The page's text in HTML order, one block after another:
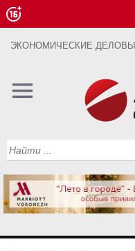
ЭКОНОМИЧЕСКИЕ